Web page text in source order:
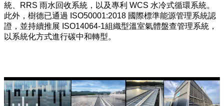
統、RRS 雨水回收系統，以及專利 WCS 水冷式循環系統。
此外，樹德已通過 ISO50001:2018 國際標準能源管理系統認
證，並持續推展 ISO14064-1組織型溫室氣體盤查管理系統，
以系統化方式進行碳中和轉型。